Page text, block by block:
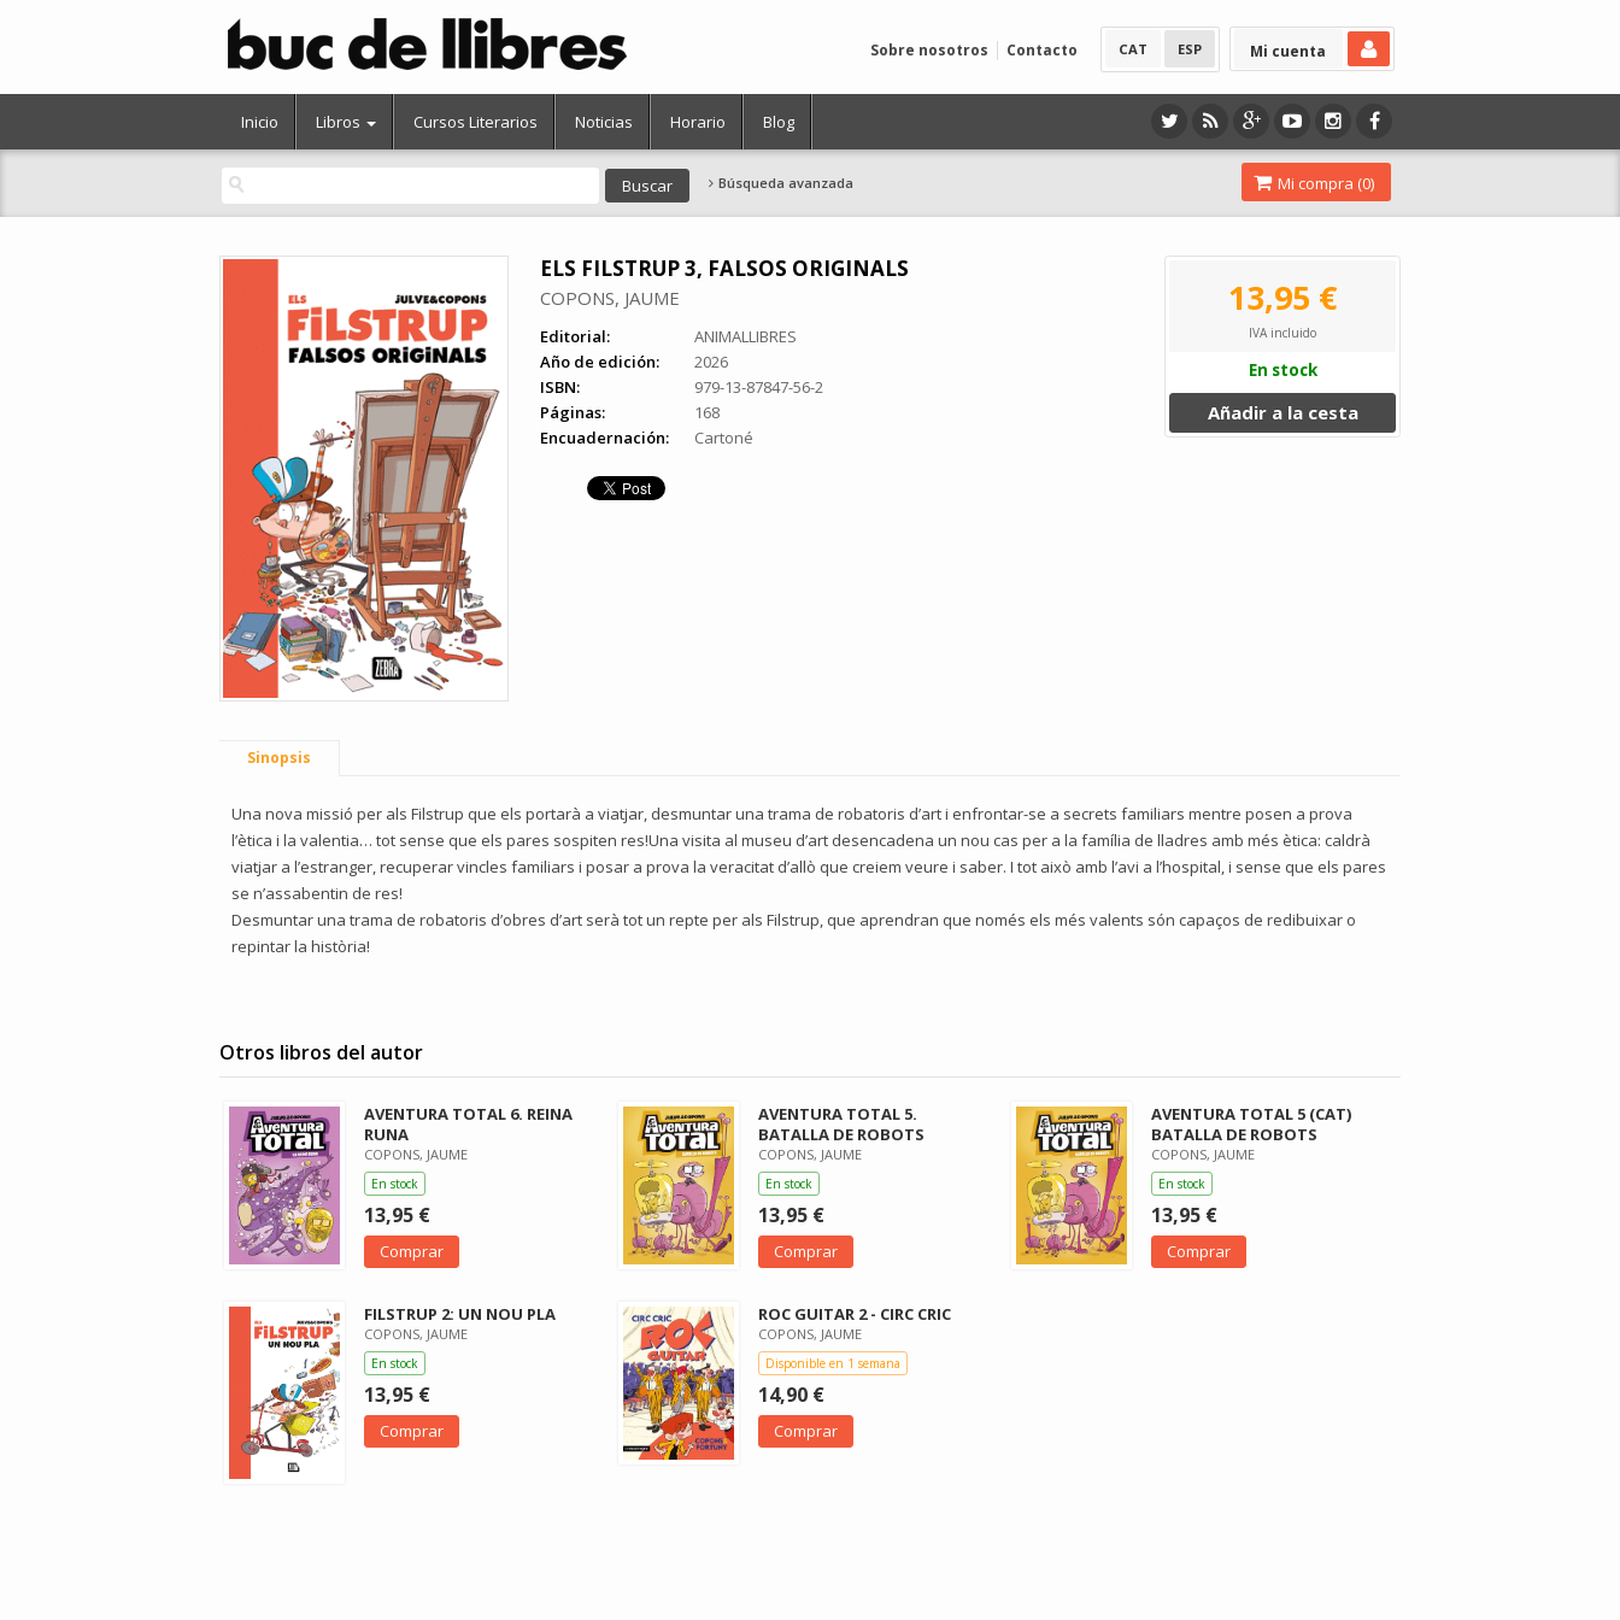
Mi cuenta
CAT ESP
Sobre nosotros Contacto
Inicio Libros Cursos Literarios Noticias Horario Blog
Búsqueda avanzada Mi compra (0)
ELS FILSTRUP 3, FALSOS ORIGINALS
COPONS, JAUME
Editorial:
ANIMALLIBRES
Año de edición:
2026
ISBN:
979-13-87847-56-2
Páginas:
168
Encuadernación:
Cartoné
13,95 €
IVA incluido
En stock
Añadir a la cesta
Sinopsis
Una nova missió per als Filstrup que els portarà a viatjar, desmuntar una trama de robatoris d’art i enfrontar-se a secrets familiars mentre posen a prova
l’ètica i la valentia… tot sense que els pares sospiten res!Una visita al museu d’art desencadena un nou cas per a la família de lladres amb més ètica: caldrà
viatjar a l’estranger, recuperar vincles familiars i posar a prova la veracitat d’allò que creiem veure i saber. I tot això amb l’avi a l’hospital, i sense que els pares
se n’assabentin de res!
Desmuntar una trama de robatoris d’obres d’art serà tot un repte per als Filstrup, que aprendran que només els més valents són capaços de redibuixar o
repintar la història!
Otros libros del autor
AVENTURA TOTAL 6. REINA
RUNA
COPONS, JAUME
En stock
13,95 €
Comprar
AVENTURA TOTAL 5.
BATALLA DE ROBOTS
COPONS, JAUME
En stock
13,95 €
Comprar
AVENTURA TOTAL 5 (CAT)
BATALLA DE ROBOTS
COPONS, JAUME
En stock
13,95 €
Comprar
FILSTRUP 2: UN NOU PLA
COPONS, JAUME
En stock
13,95 €
Comprar
ROC GUITAR 2 - CIRC CRIC
COPONS, JAUME
Disponible en 1 semana
14,90 €
Comprar